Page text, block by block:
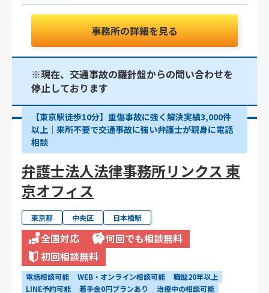
事務所の詳細を見る
※現在、交通事故の羅針盤からの問い合わせを
停止しております
【東京駅徒歩10分】重傷事故に強く解決実績3,000件
以上│来所不要で交通事故に強い弁護士が親身に電話
相談
弁護士法人法律事務所リンクス 東
京オフィス
東京都 中央区 日本橋駅
全国対応
何回でも相談無料
初回相談無料
電話相談可能 WEB・オンライン相談可能
職歴20年以上
LINE予約可能
着手金0円プランあり
治療中の相談可能